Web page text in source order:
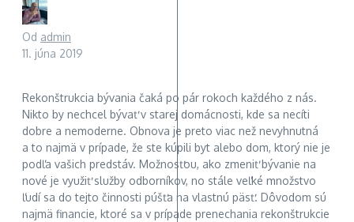
Od admin
11. júna 2019
Rekonštrukcia bývania čaká po pár rokoch každého z nás.
Nikto by nechcel bývať v starej domácnosti, kde sa necíti
dobre a nemoderne. Obnova je preto viac než nevyhnutná
a to najmä v prípade, že ste kúpili byt alebo dom, ktorý nie je
podľa vašich predstáv. Možnosťou, ako zmeniť bývanie na
nové je využiť služby odborníkov, no stále veľké množstvo
ľudí sa do tejto činnosti púšťa na vlastnú päsť. Dôvodom sú
najmä financie, ktoré sa v prípade prenechania rekonštrukcie